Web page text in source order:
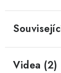
Videa (2)